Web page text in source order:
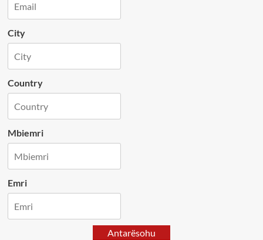
City
Country
Mbiemri
Emri
Antarësohu